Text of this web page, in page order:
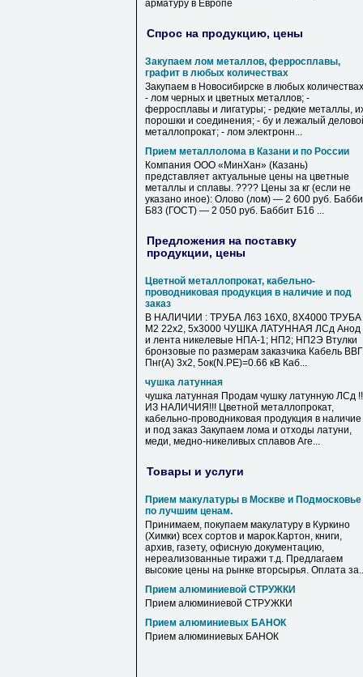
арматуру в Европе
Спрос на продукцию, цены
Закупаем лом металлов, ферросплавы,
графит в любых количествах
Закупаем в Новосибирске в любых
- лом черных и цветных металлов; -
ферросплавы и лигатуры; - редкие металлы,
порошки и соединения; - бу и лежалый
металлопрокат; - лом электронн...
Прием металлолома в Казани и по России
Компания ООО «МинХан» (Казань)
представляет актуальные цены на цветные
металлы и сплавы. ???? Цены за кг (если не
указано иное): Олово (лом) — 2 600 руб.
Б83 (ГОСТ) — 2 050 руб. Баббит Б16 ...
Предложения на поставку
продукции, цены
Цветной металлопрокат, кабельно-
проводниковая продукция в наличие и под
заказ
В НАЛИЧИИ : ТРУБА Л63 16Х0, 8Х4000 ТРУБА
М2 22х2, 5х3000 ЧУШКА ЛАТУННАЯ ЛСд Анод
и лента никелевые НПА-1; НП2; НП2Э Втулки
бронзовые по размерам заказчика Кабель
Пнг(А) 3х2, 5ок(N.PE)=0.66 кВ Каб...
чушка латунная
чушка латунная Продам чушку латунную ЛСд
ИЗ НАЛИЧИЯ!!! Цветной металлопрокат,
кабельно-проводниковая продукция в наличие
и под заказ Закупаем лома и отходы латуни,
меди, медно-никеливых сплавов Аге...
Товары и услуги
Прием макулатуры в Москве и Подмосковье
по лучшим ценам.
Принимаем, покупаем макулатуру в Куркино
(Химки) всех сортов и марок.Картон, книги,
архив, газету, офисную документацию,
нереализованные тиражи т.д. Предлагаем
высокие цены на рынке вторсырья. Оплата
Прием алюминиевой СТРУЖКИ
Прием алюминиевой СТРУЖКИ
Прием алюминиевых БАНОК
Прием алюминиевых БАНОК